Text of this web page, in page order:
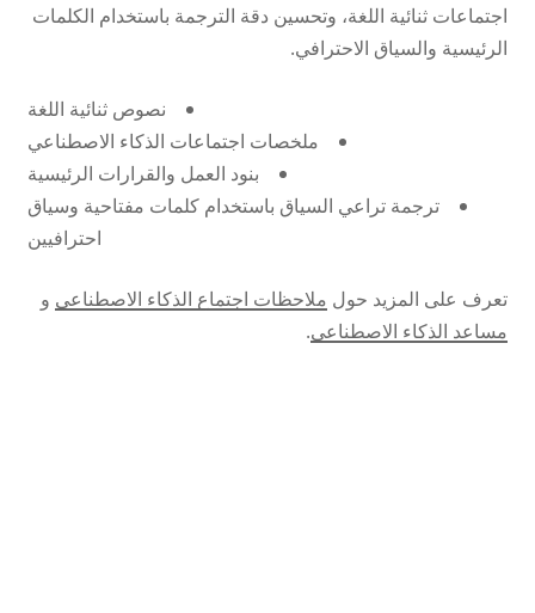
اجتماعات ثنائية اللغة، وتحسين دقة الترجمة باستخدام الكلمات
الرئيسية والسياق الاحترافي.
نصوص ثنائية اللغة
ملخصات اجتماعات الذكاء الاصطناعي
بنود العمل والقرارات الرئيسية
ترجمة تراعي السياق باستخدام كلمات مفتاحية وسياق
احترافيين
تعرف على المزيد حول ملاحظات اجتماع الذكاء الاصطناعي و
مساعد الذكاء الاصطناعي.